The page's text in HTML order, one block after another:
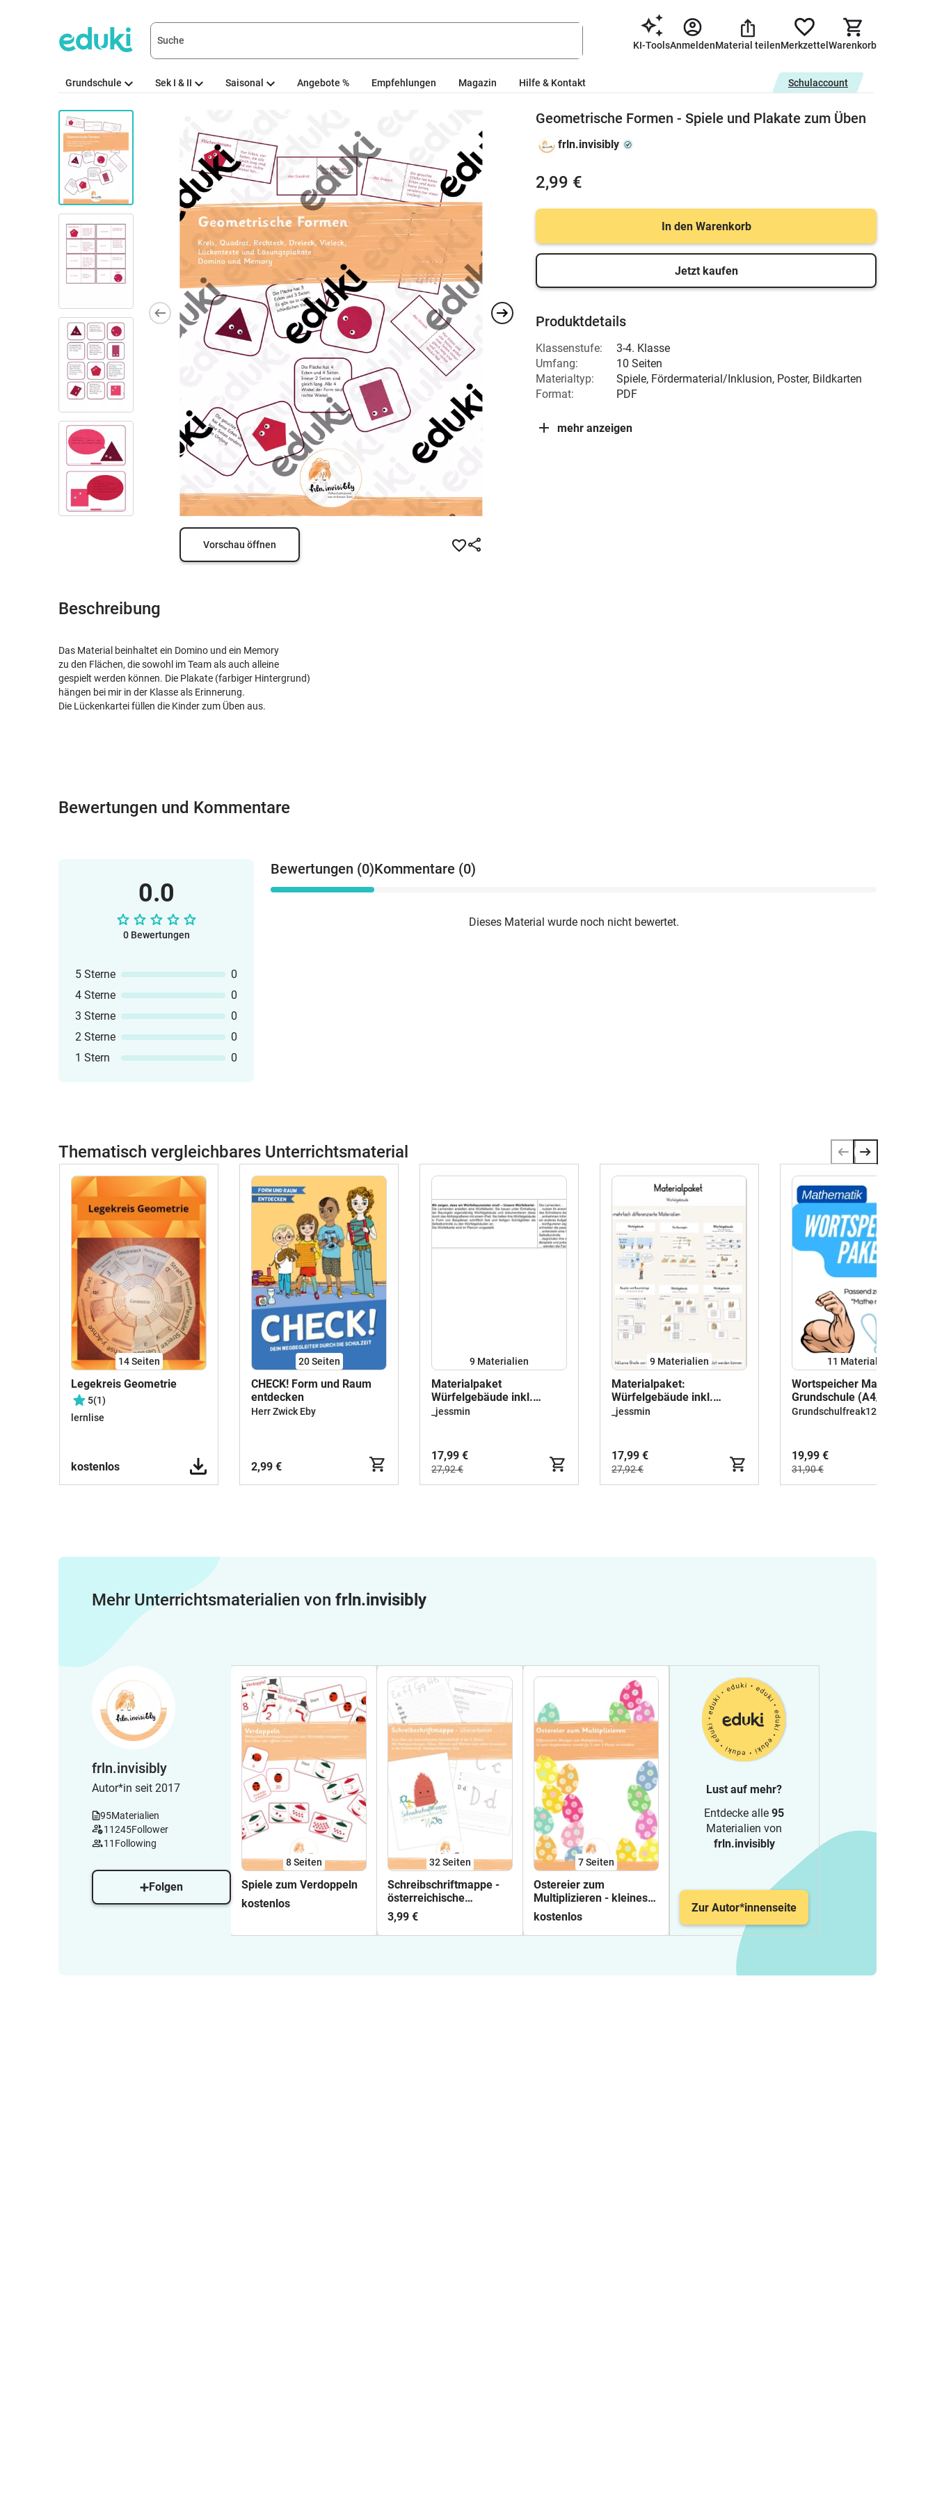
KI-ToolsAnmeldenMaterial teilenMerkzettel Warenkorb
Grundschule Sek I & II Saisonal Angebote % Empfehlungen Magazin Hilfe & Kontakt Schulaccount
Vorschau öffnen
Beschreibung
Das Material beinhaltet ein Domino und ein Memory
zu den Flächen, die sowohl im Team als auch alleine
gespielt werden können. Die Plakate (farbiger Hintergrund)
hängen bei mir in der Klasse als Erinnerung.
Die Lückenkartei füllen die Kinder zum Üben aus.
Geometrische Formen - Spiele und Plakate zum Üben
frln.invisibly
2,99 €
In den Warenkorb
Jetzt kaufen
Produktdetails
Klassenstufe:
3-4. Klasse
Umfang:
10 Seiten
Materialtyp:
Spiele, Fördermaterial/Inklusion, Poster, Bildkarten
Format:
PDF
mehr anzeigen
Bewertungen und Kommentare
0.0
0 Bewertungen
5 Sterne
0
4 Sterne
0
3 Sterne
0
2 Sterne
0
1 Stern
0
Bewertungen (0)Kommentare (0)
Dieses Material wurde noch nicht bewertet.
Thematisch vergleichbares Unterrichtsmaterial
14Seiten
Legekreis Geometrie
5(1)
lernlise
kostenlos
20Seiten
CHECK! Form und Raum
entdecken
Herr Zwick Eby
2,99 €
9 Materialien
Materialpaket
Würfelgebäude inkl.
Einheit / Kompetenzen
_jessmin
17,99 €
27,92 €
9 Materialien
Materialpaket:
Würfelgebäude inkl.
Würfel
_jessmin
17,99 €
27,92 €
11 Materialien
Wortspeicher Mathematik
Grundschule (A4/A3)
(wachsendes
Grundschulfreak123
19,99 €
31,90 €
Mehr Unterrichtsmaterialien von frln.invisibly
frln.invisibly
Autor*in seit 2017
95Materialien
11245Follower
11 Following
Folgen
8Seiten
Spiele zum Verdoppeln
kostenlos
32Seiten
Schreibschriftmappe -
österreichische
Schreibschrift
3,99 €
7Seiten
Ostereier zum
Multiplizieren - kleines
Einmaleins oder
schriftlich multiplizieren
kostenlos
Lust auf mehr?
Entdecke alle 95
Materialien von
frln.invisibly
Zur Autor*innenseite